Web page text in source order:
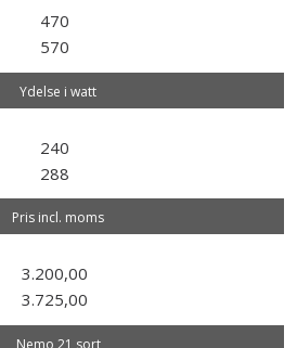
470
570
Ydelse i watt
240
288
Pris incl. moms
3.200,00
3.725,00
Nemo 21 sort